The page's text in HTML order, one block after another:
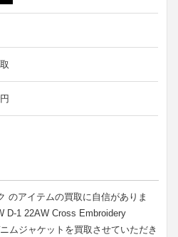
のアイテムの買取に自信がありま
D-1 22AW Cross Embroidery
ムジャケットを買取させていただき